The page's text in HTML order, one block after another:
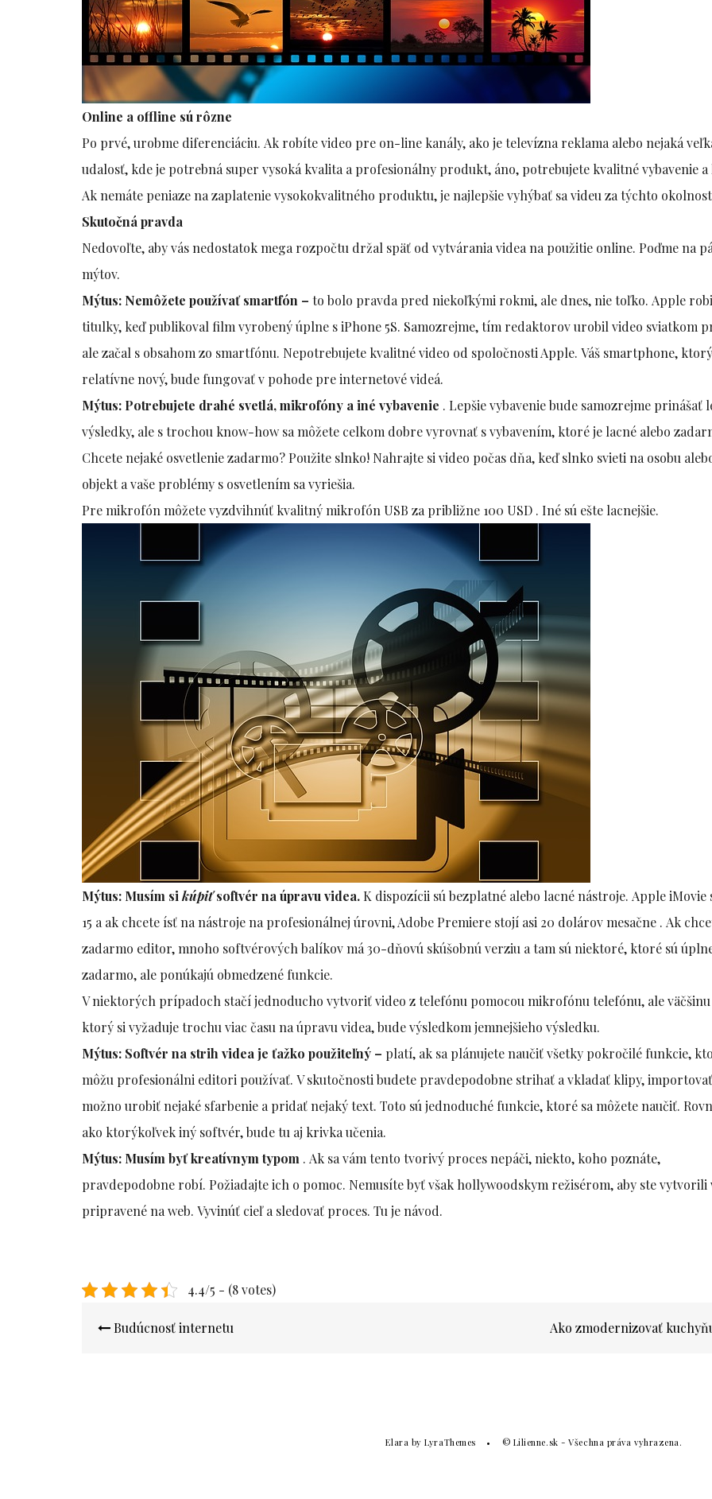
Online a offline sú rôzne
Po prvé, urobme diferenciáciu. Ak robíte video pre on-line kanály, ako je televízna reklama alebo nejaká
udalosť, kde je potrebná super vysoká kvalita a profesionálny produkt, áno, potrebujete kvalitné vybavenie
Ak nemáte peniaze na zaplatenie vysokokvalitného produktu, je najlepšie vyhýbať sa videu za týchto
Skutočná pravda
Nedovoľte, aby vás nedostatok mega rozpočtu držal späť od vytvárania videa na použitie online. Poďme na
mýtov.
Mýtus: Nemôžete používať smartfón – to bolo pravda pred niekoľkými rokmi, ale dnes, nie toľko. Apple
titulky, keď publikoval film vyrobený úplne s iPhone 5S. Samozrejme, tím redaktorov urobil video sviatkom
ale začal s obsahom zo smartfónu. Nepotrebujete kvalitné video od spoločnosti Apple. Váš smartphone,
relatívne nový, bude fungovať v pohode pre internetové videá.
Mýtus: Potrebujete drahé svetlá, mikrofóny a iné vybavenie . Lepšie vybavenie bude samozrejme prinášať
výsledky, ale s trochou know-how sa môžete celkom dobre vyrovnať s vybavením, ktoré je lacné alebo
Chcete nejaké osvetlenie zadarmo? Použite slnko! Nahrajte si video počas dňa, keď slnko svieti na osobu
objekt a vaše problémy s osvetlením sa vyriešia.
Pre mikrofón môžete vyzdvihnúť kvalitný mikrofón USB za približne 100 USD . Iné sú ešte lacnejšie.
Mýtus: Musím sikúpiťsoftvér na úpravu videa. K dispozícii sú bezplatné alebo lacné nástroje. Apple iMovie
15 a ak chcete ísť na nástroje na profesionálnej úrovni, Adobe Premiere stojí asi 20 dolárov mesačne . Ak
zadarmo editor, mnoho softvérových balíkov má 30-dňovú skúšobnú verziu a tam sú niektoré, ktoré sú
zadarmo, ale ponúkajú obmedzené funkcie.
V niektorých prípadoch stačí jednoducho vytvoriť video z telefónu pomocou mikrofónu telefónu, ale väčšinu
ktorý si vyžaduje trochu viac času na úpravu videa, bude výsledkom jemnejšieho výsledku.
Mýtus: Softvér na strih videa je ťažko použiteľný – platí, ak sa plánujete naučiť všetky pokročilé funkcie,
môžu profesionálni editori používať. V skutočnosti budete pravdepodobne strihať a vkladať klipy,
možno urobiť nejaké sfarbenie a pridať nejaký text. Toto sú jednoduché funkcie, ktoré sa môžete naučiť.
ako ktorýkoľvek iný softvér, bude tu aj krivka učenia.
Mýtus: Musím byť kreatívnym typom . Ak sa vám tento tvorivý proces nepáči, niekto, koho poznáte,
pravdepodobne robí. Požiadajte ich o pomoc. Nemusíte byť však hollywoodskym režisérom, aby ste vytvorili
pripravené na web. Vyvinúť cieľ a sledovať proces. Tu je návod.
4.4/5 - (8 votes)
proBudúcnosť internetu Ako zmodernizovať
Elara by LyraThemes © Lilienne.sk - Všechna práva vyhrazena.